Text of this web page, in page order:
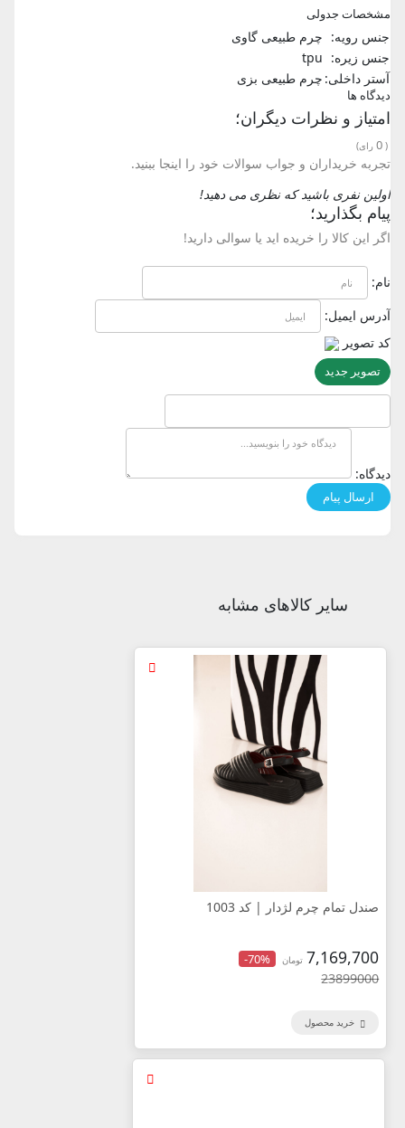
مشخصات جدولی
جنس رویه: چرم طبیعی گاوی
جنس زیره: tpu
آستر داخلی: چرم طبیعی بزی
دیدگاه ها
امتیاز و نظرات دیگران؛
(
0 رای)
تجربه خریداران و جواب سوالات خود را اینجا ببنید.
اولین نفری باشید که نظری می دهید!
پیام بگذارید؛
اگر این کالا را خریده اید یا سوالی دارید!
نام:
آدرس ایمیل:
کد تصویر
تصویر جدید
دیدگاه:
سایر کالاهای مشابه
صندل تمام چرم لژدار | کد 1003
7,169,700 تومان -70%
23899000
خرید محصول